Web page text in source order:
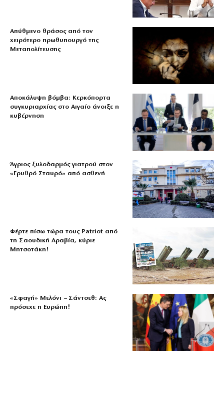
Απύθμενο θράσος από τον
χειρότερο πρωθυπουργό της
Μεταπολίτευσης
Αποκάλυψη βόμβα: Κερκόπορτα
συγκυριαρχίας στο Αιγαίο άνοιξε η
κυβέρνηση
Άγριος ξυλοδαρμός γιατρού στον
«Ερυθρό Σταυρό» από ασθενή
Φέρτε πίσω τώρα τους Patriot από
τη Σαουδική Αραβία, κύριε
Μητσοτάκη!
«Σφαγή» Μελόνι – Σάντσεθ: Ας
πρόσεχε η Ευρώπη!